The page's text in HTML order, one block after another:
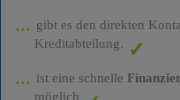
gibt es den direkten
Kreditabteilung.
ist eine schnelle
möglich